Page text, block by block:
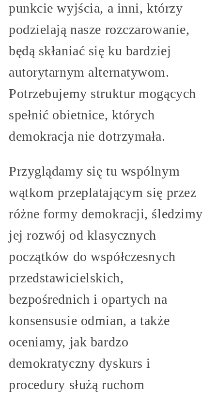
punkcie wyjścia, a inni, którzy
podzielają nasze rozczarowanie,
będą skłaniać się ku bardziej
autorytarnym alternatywom.
Potrzebujemy struktur mogących
spełnić obietnice, których
demokracja nie dotrzymała.
Przyglądamy się tu wspólnym
wątkom przeplatającym się przez
różne formy demokracji, śledzimy
jej rozwój od klasycznych
początków do współczesnych
przedstawicielskich,
bezpośrednich i opartych na
konsensusie odmian, a także
oceniamy, jak bardzo
demokratyczny dyskurs i
procedury służą ruchom